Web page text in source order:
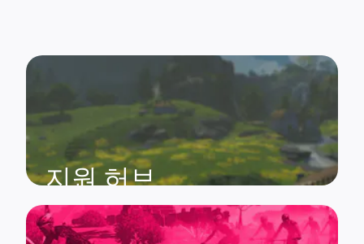
지원 허브